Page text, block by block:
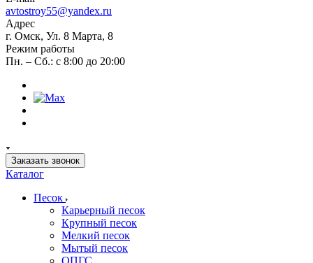
avtostroy55@yandex.ru
Адрес
г. Омск, Ул. 8 Марта, 8
Режим работы
Пн. – Сб.: с 8:00 до 20:00
Заказать звонок
Каталог
Песок
Карьерный песок
Крупный песок
Мелкий песок
Мытый песок
ОПГС